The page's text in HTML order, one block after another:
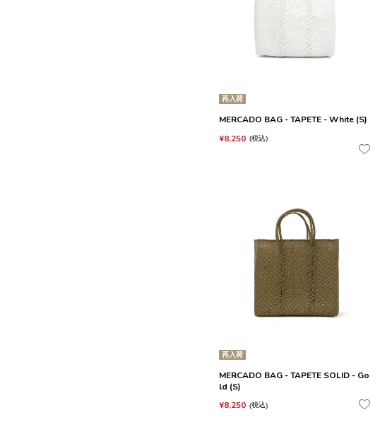
再入荷
MERCADO BAG - TAPETE - White (S)
¥8,250 税込
再入荷
MERCADO BAG - TAPETE SOLID - Go
ld (S)
¥8,250 税込